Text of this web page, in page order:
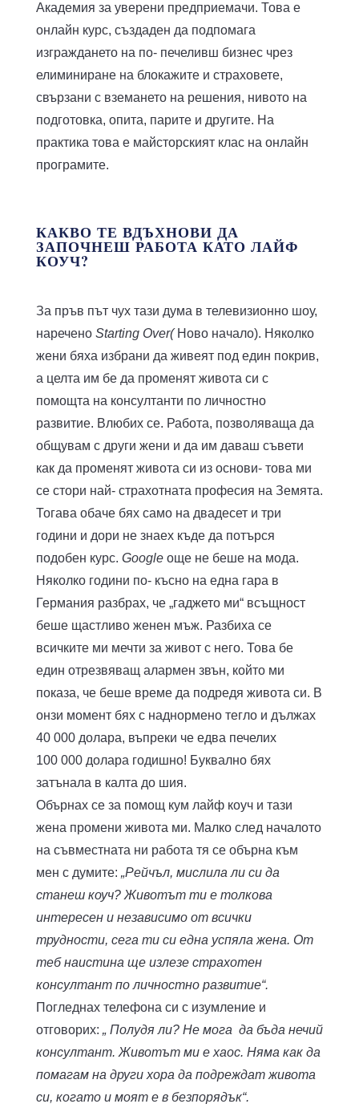
Академия за уверени предприемачи. Това е
онлайн курс, създаден да подпомага
изграждането на по- печеливш бизнес чрез
елиминиране на блокажите и страховете,
свързани с вземането на решения, нивото на
подготовка, опита, парите и другите. На
практика това е майсторският клас на онлайн
програмите.
КАКВО ТЕ ВДЪХНОВИ ДА
ЗАПОЧНЕШ РАБОТА КАТО ЛАЙФ
КОУЧ?
За пръв път чух тази дума в телевизионно шоу,
наречено Starting Over(Ново начало). Няколко
жени бяха избрани да живеят под един покрив,
а целта им бе да променят живота си с
помощта на консултанти по личностно
развитие. Влюбих се. Работа, позволяваща да
общувам с други жени и да им даваш съвети
как да променят живота си из основи- това ми
се стори най- страхотната професия на Земята.
Тогава обаче бях само на двадесет и три
години и дори не знаех къде да потърся
подобен курс. Google още не беше на мода.
Няколко години по- късно на една гара в
Германия разбрах, че „гаджето ми“ всъщност
беше щастливо женен мъж. Разбиха се
всичките ми мечти за живот с него. Това бе
един отрезвяващ алармен звън, който ми
показа, че беше време да подредя живота си. В
онзи момент бях с наднормено тегло и дължах
40 000 долара, въпреки че едва печелих
100 000 долара годишно! Буквално бях
затънала в калта до шия.
Обърнах се за помощ кум лайф коуч и тази
жена промени живота ми. Малко след началото
на съвместната ни работа тя се обърна към
мен с думите: „Рейчъл, мислила ли си да
станеш коуч? Животът ти е толкова
интересен и независимо от всички
трудности, сега ти си една успяла жена. От
теб наистина ще излезе страхотен
консултант по личностно развитие“.
Погледнах телефона си с изумление и
отговорих: „ Полудя ли? Не мога да бъда нечий
консултант. Животът ми е хаос. Няма как да
помагам на други хора да подреждат живота
си, когато и моят е в безпорядък“.